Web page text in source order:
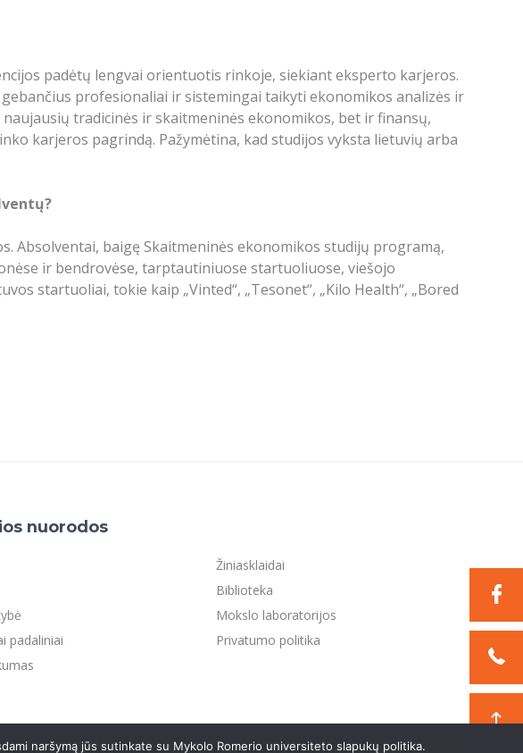
padėtų lengvai orientuotis rinkoje, siekiant eksperto karjeros.
profesionaliai ir sistemingai taikyti ekonomikos analizės ir
tradicinės ir skaitmeninės ekonomikos, bet ir finansų,
karjeros pagrindą. Pažymėtina, kad studijos vyksta lietuvių arba
Absolventai, baigę Skaitmeninės ekonomikos studijų programą,
ir bendrovėse, tarptautiniuose startuoliuose, viešojo
startuoliai, tokie kaip „Vinted“, „Tesonet“, „Kilo Health“, „Bored
nuorodos
padaliniai
Žiniasklaidai
Biblioteka
Mokslo laboratorijos
Privatumo politika
naršymą jūs sutinkate su Mykolo Romerio universiteto slapukų politika.